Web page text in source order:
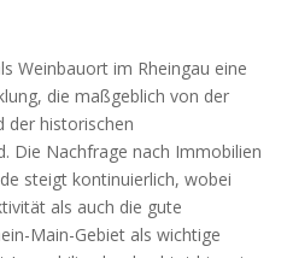
Weinbauort im Rheingau eine
die maßgeblich von der
der historischen
Die Nachfrage nach Immobilien
steigt kontinuierlich, wobei
als auch die gute
Main-Gebiet als wichtige